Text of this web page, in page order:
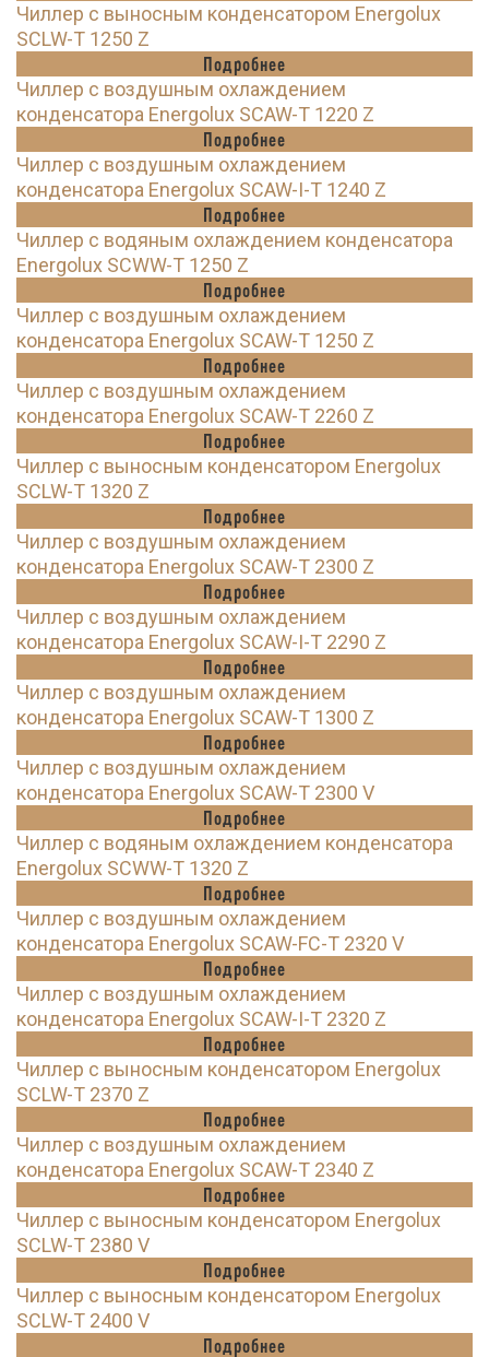
Чиллер с выносным конденсатором Energolux
SCLW-T 1250 Z
Подробнее
Чиллер с воздушным охлаждением
конденсатора Energolux SCAW-T 1220 Z
Подробнее
Чиллер с воздушным охлаждением
конденсатора Energolux SCAW-I-T 1240 Z
Подробнее
Чиллер с водяным охлаждением конденсатора
Energolux SCWW-T 1250 Z
Подробнее
Чиллер с воздушным охлаждением
конденсатора Energolux SCAW-T 1250 Z
Подробнее
Чиллер с воздушным охлаждением
конденсатора Energolux SCAW-T 2260 Z
Подробнее
Чиллер с выносным конденсатором Energolux
SCLW-T 1320 Z
Подробнее
Чиллер с воздушным охлаждением
конденсатора Energolux SCAW-T 2300 Z
Подробнее
Чиллер с воздушным охлаждением
конденсатора Energolux SCAW-I-T 2290 Z
Подробнее
Чиллер с воздушным охлаждением
конденсатора Energolux SCAW-T 1300 Z
Подробнее
Чиллер с воздушным охлаждением
конденсатора Energolux SCAW-T 2300 V
Подробнее
Чиллер с водяным охлаждением конденсатора
Energolux SCWW-T 1320 Z
Подробнее
Чиллер с воздушным охлаждением
конденсатора Energolux SCAW-FC-T 2320 V
Подробнее
Чиллер с воздушным охлаждением
конденсатора Energolux SCAW-I-T 2320 Z
Подробнее
Чиллер с выносным конденсатором Energolux
SCLW-T 2370 Z
Подробнее
Чиллер с воздушным охлаждением
конденсатора Energolux SCAW-T 2340 Z
Подробнее
Чиллер с выносным конденсатором Energolux
SCLW-T 2380 V
Подробнее
Чиллер с выносным конденсатором Energolux
SCLW-T 2400 V
Подробнее